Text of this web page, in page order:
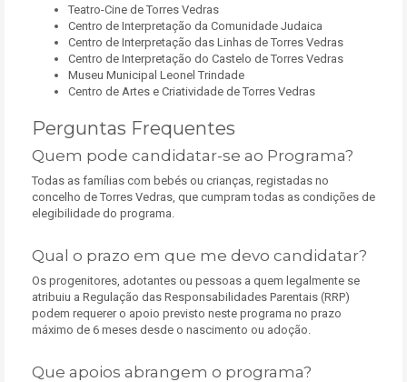
Teatro-Cine de Torres Vedras
Centro de Interpretação da Comunidade Judaica
Centro de Interpretação das Linhas de Torres Vedras
Centro de Interpretação do Castelo de Torres Vedras
Museu Municipal Leonel Trindade
Centro de Artes e Criatividade de Torres Vedras
Perguntas Frequentes
Quem pode candidatar-se ao Programa?
Todas as famílias com bebés ou crianças, registadas no
concelho de Torres Vedras, que cumpram todas as condições de
elegibilidade do programa.
Qual o prazo em que me devo candidatar?
Os progenitores, adotantes ou pessoas a quem legalmente se
atribuiu a Regulação das Responsabilidades Parentais (RRP)
podem requerer o apoio previsto neste programa no prazo
máximo de 6 meses desde o nascimento ou adoção.
Que apoios abrangem o programa?